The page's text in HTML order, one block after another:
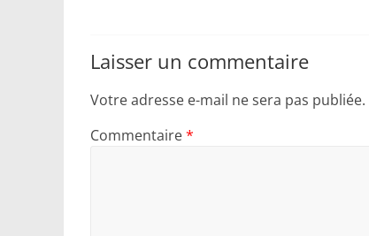
Laisser un commentaire
Votre adresse e-mail ne sera pas publiée.
Commentaire*